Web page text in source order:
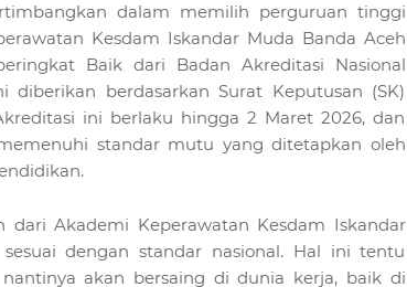
dalam memilih perguruan tinggi
Kesdam Iskandar Muda Banda Aceh
Baik dari Badan Akreditasi Nasional
diberikan berdasarkan Surat Keputusan (SK)
ini berlaku hingga 2 Maret 2026, dan
standar mutu yang ditetapkan oleh
dari Akademi Keperawatan Kesdam Iskandar
dengan standar nasional. Hal ini tentu
akan bersaing di dunia kerja, baik di